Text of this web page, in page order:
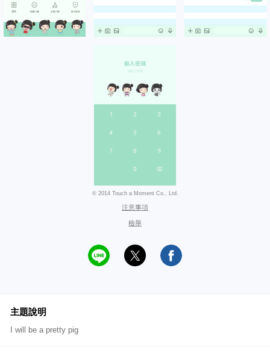
© 2014 Touch a Moment Co., Ltd.
注意事項
檢舉
主題說明
I will be a pretty pig